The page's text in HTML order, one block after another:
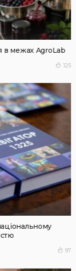
в межах AgroLab
125
97